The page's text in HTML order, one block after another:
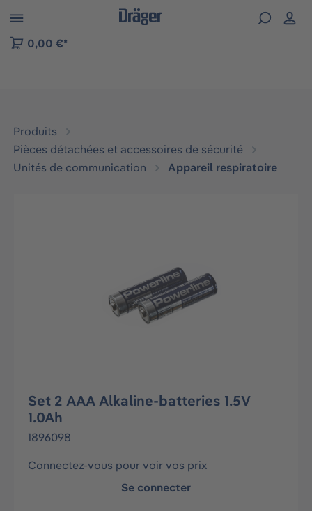
to B2B platform navigation
0,00 €*
Produits
Pièces détachées et accessoires de sécurité
Unités de communication
Appareil respiratoire
Set 2 AAA Alkaline-batteries 1.5V
1.0Ah
1896098
Connectez-vous pour voir vos prix
Se connecter